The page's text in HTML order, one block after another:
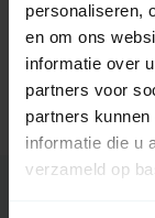
personaliseren,
en om ons
informatie over
partners voor
partners
informatie die u
verzameld op
Gerelateerde
TypeError:
https://
onderdelen/